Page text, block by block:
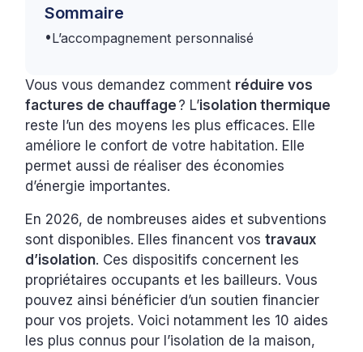
Sommaire
•L’accompagnement personnalisé
Vous vous demandez comment réduire vos
factures de chauffage ? L’isolation thermique
reste l’un des moyens les plus efficaces. Elle
améliore le confort de votre habitation. Elle
permet aussi de réaliser des économies
d’énergie importantes.
En 2026, de nombreuses aides et subventions
sont disponibles. Elles financent vostravaux
d’isolation. Ces dispositifs concernent les
propriétaires occupants et les bailleurs. Vous
pouvez ainsi bénéficier d’un soutien financier
pour vos projets. Voici notamment les 10 aides
les plus connus pour l’isolation de la maison,